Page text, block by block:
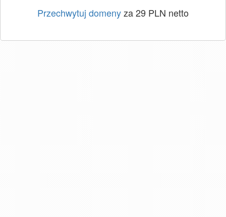
Przechwytuj domenyza 29 PLN netto